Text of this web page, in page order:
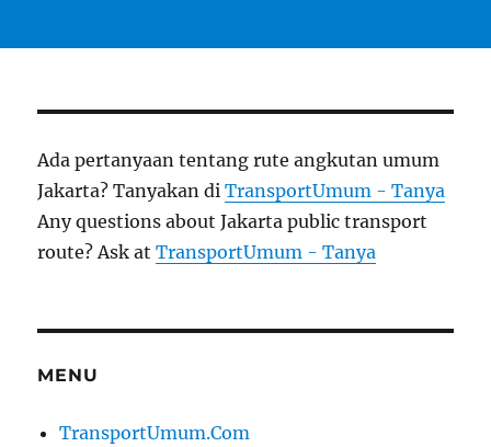
Ada pertanyaan tentang rute angkutan umum
Jakarta? Tanyakan diTransportUmum - Tanya
Any questions about Jakarta public transport
route? Ask atTransportUmum - Tanya
MENU
TransportUmum.Com